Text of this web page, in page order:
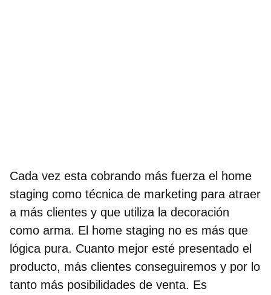
Cada vez esta cobrando más fuerza el home
staging como técnica de marketing para atraer
a más clientes y que utiliza la decoración
como arma. El home staging no es más que
lógica pura. Cuanto mejor esté presentado el
producto, más clientes conseguiremos y por lo
tanto más posibilidades de venta. Es